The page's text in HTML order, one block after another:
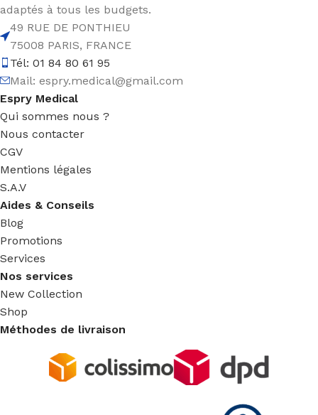
adaptés à tous les budgets.
49 RUE DE PONTHIEU
75008 PARIS, FRANCE
Tél: 01 84 80 61 95
Mail: espry.medical@gmail.com
Espry Medical
Qui sommes nous ?
Nous contacter
CGV
Mentions légales
S.A.V
Aides & Conseils
Blog
Promotions
Services
Nos services
New Collection
Shop
Méthodes de livraison